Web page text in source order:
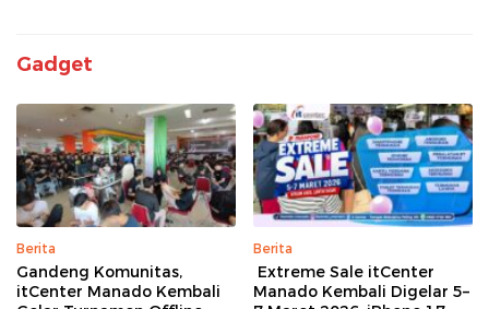
Gadget
Berita
Gandeng Komunitas,
itCenter Manado Kembali
Berita
Extreme Sale itCenter
Manado Kembali Digelar 5–